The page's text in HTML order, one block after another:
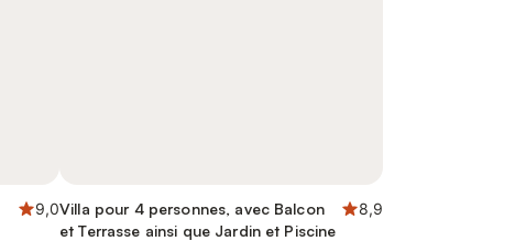
9,0Villa pour 4 personnes, avec Balcon
et Terrasse ainsi que Jardin et Piscine
8,9